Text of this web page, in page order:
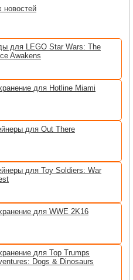
новостей
для LEGO Star Wars: The
Awakens
для Hotline Miami
для Out There
для Toy Soldiers: War
для WWE 2K16
для Top Trumps
Dogs & Dinosaurs